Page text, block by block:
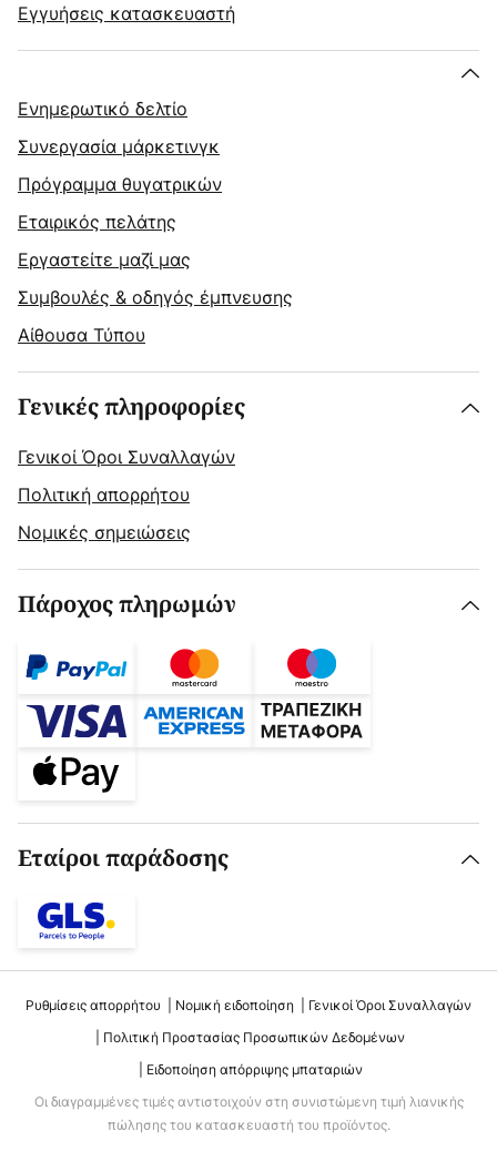
Εγγυήσεις κατασκευαστή
Ενημερωτικό δελτίο
Συνεργασία μάρκετινγκ
Πρόγραμμα θυγατρικών
Εταιρικός πελάτης
Εργαστείτε μαζί μας
Συμβουλές & οδηγός έμπνευσης
Αίθουσα Τύπου
Γενικές πληροφορίες
Γενικοί Όροι Συναλλαγών
Πολιτική απορρήτου
Νομικές σημειώσεις
Πάροχος πληρωμών
Εταίροι παράδοσης
Ρυθμίσεις απορρήτου Νομική ειδοποίηση
Γενικοί Όροι Συναλλαγών
Πολιτική Προστασίας Προσωπικών Δεδομένων
Ειδοποίηση απόρριψης μπαταριών
Οι διαγραμμένες τιμές αντιστοιχούν στη συνιστώμενη τιμή λιανικής
πώλησης του κατασκευαστή του προϊόντος.